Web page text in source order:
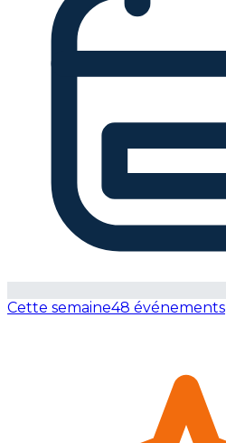
Cette semaine48 événements